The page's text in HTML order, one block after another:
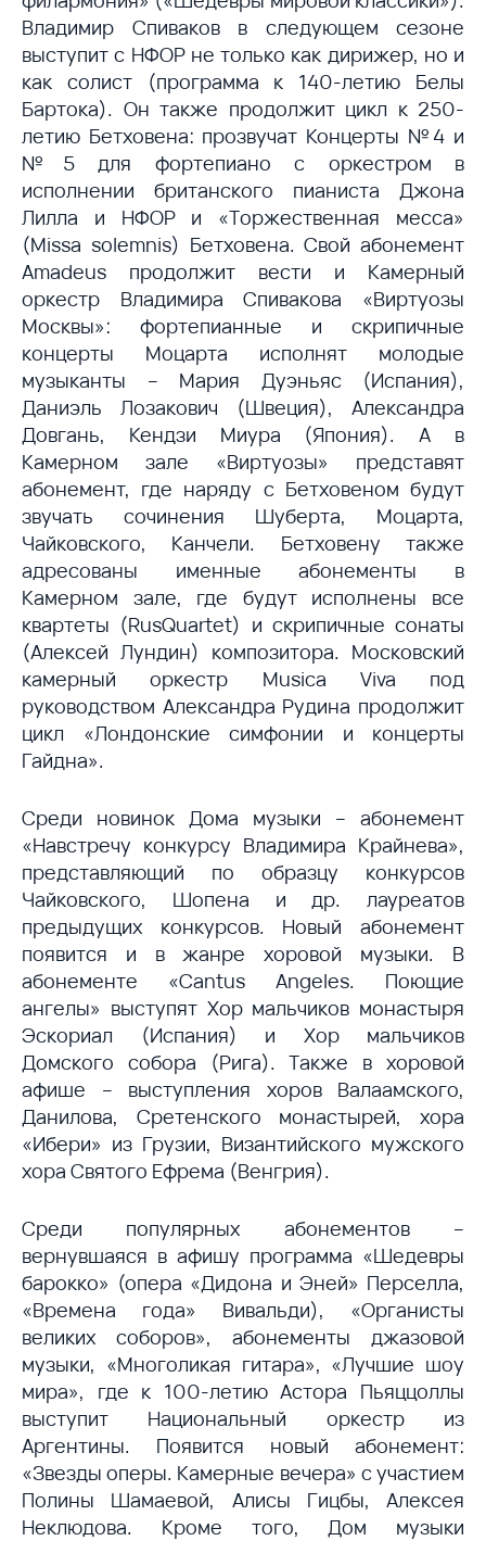
Владимир Спиваков в следующем сезоне
выступит с НФОР не только как дирижер, но и
как солист (программа к 140-летию Белы
Бартока). Он также продолжит цикл к 250-
летию Бетховена: прозвучат Концерты №4 и
№5 для фортепиано с оркестром в
исполнении британского пианиста Джона
Лилла и НФОР и «Торжественная месса»
(Missa solemnis) Бетховена. Свой абонемент
Amadeus продолжит вести и Камерный
оркестр Владимира Спивакова «Виртуозы
Москвы»: фортепианные и скрипичные
концерты Моцарта исполнят молодые
музыканты – Мария Дуэньяс (Испания),
Даниэль Лозакович (Швеция), Александра
Довгань, Кендзи Миура (Япония). А в
Камерном зале «Виртуозы» представят
абонемент, где наряду с Бетховеном будут
звучать сочинения Шуберта, Моцарта,
Чайковского, Канчели. Бетховену также
адресованы именные абонементы в
Камерном зале, где будут исполнены все
квартеты (RusQuartet) и скрипичные сонаты
(Алексей Лундин) композитора. Московский
камерный оркестр Musica Viva под
руководством Александра Рудина продолжит
цикл «Лондонские симфонии и концерты
Гайдна».
Среди новинок Дома музыки – абонемент
«Навстречу конкурсу Владимира Крайнева»,
представляющий по образцу конкурсов
Чайковского, Шопена и др. лауреатов
предыдущих конкурсов. Новый абонемент
появится и в жанре хоровой музыки. В
абонементе «Cantus Angeles. Поющие
ангелы» выступят Хор мальчиков монастыря
Эскориал (Испания) и Хор мальчиков
Домского собора (Рига). Также в хоровой
афише – выступления хоров Валаамского,
Данилова, Сретенского монастырей, хора
«Ибери» из Грузии, Византийского мужского
хора Святого Ефрема (Венгрия).
Среди популярных абонементов –
вернувшаяся в афишу программа «Шедевры
барокко» (опера «Дидона и Эней» Перселла,
«Времена года» Вивальди), «Органисты
великих соборов», абонементы джазовой
музыки, «Многоликая гитара», «Лучшие шоу
мира», где к 100-летию Астора Пьяццоллы
выступит Национальный оркестр из
Аргентины. Появится новый абонемент:
«Звезды оперы. Камерные вечера» с участием
Полины Шамаевой, Алисы Гицбы, Алексея
Неклюдова. Кроме того, Дом музыки